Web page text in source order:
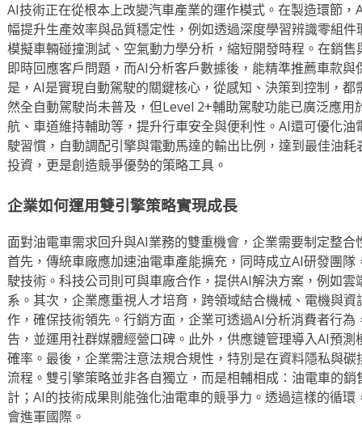
AI技術正在從根本上改變汽車產業的運作模式。在製造環節
幅提升生產效率與品質穩定性，例如透過深度學習辨識零組
模擬車輛碰撞測試、空氣動力學分析，縮短開發時程。在銷
即時回應客戶問題，而AI分析客戶數據後，能精準推薦車款
是，AI是實現自動駕駛的關鍵核心，從感知、決策到控制，
然全自動駕駛尚未普及，但Level 2+輔助駕駛功能已廣泛應用
航、車道維持輔助等，提升行車安全與便利性。AI還可優化
駛習慣，自動調配引擎與電動馬達的輸出比例，達到最佳油
投資，更是創造競爭優勢的策略工具。
企業如何運用雙引擎策略實現成長
面對油電車需求回升與AI業務的雙重機會，企業需要制定整
首先，傳統車廠應加速油電車產能擴充，同時成立AI研發團
駛技術。科技公司則可與車廠合作，提供AI解決方案，例如
系。其次，企業應重視人才培育，跨領域結合機械、電機與
作，確保技術領先。行銷方面，企業可透過AI分析消費者行
告，並運用社群媒體經營口碑。此外，供應鏈管理導入AI預
確率。最後，企業需注意法規合規性，特別是在資料隱私與
流程。雙引擎策略並非各自獨立，而是相輔相成：油電車的
計；AI的技術成果則能強化油電車的競爭力。透過這樣的循
會進軍國際。